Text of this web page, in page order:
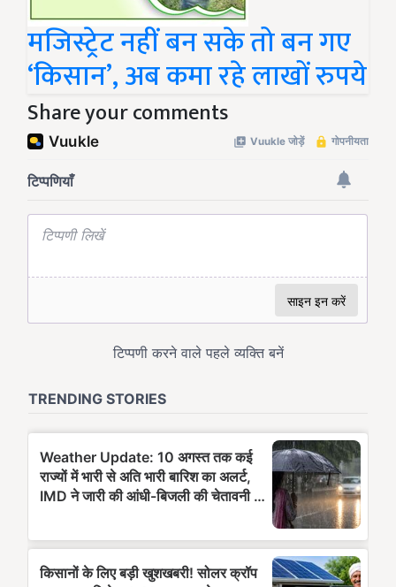
मजिस्ट्रेट नहीं बन सके तो बन गए
‘किसान’, अब कमा रहे लाखों रुपये
Share your comments